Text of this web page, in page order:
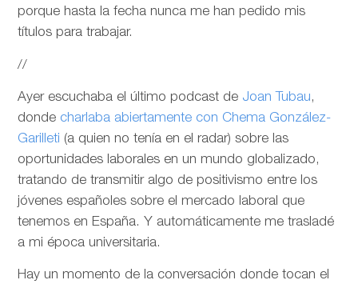
porque hasta la fecha nunca me han pedido mis
títulos para trabajar.
//
Ayer escuchaba el último podcast de Joan Tubau,
donde charlaba abiertamente con Chema González-
Garilleti (a quien no tenía en el radar) sobre las
oportunidades laborales en un mundo globalizado,
tratando de transmitir algo de positivismo entre los
jóvenes españoles sobre el mercado laboral que
tenemos en España. Y automáticamente me trasladé
a mi época universitaria.
Hay un momento de la conversación donde tocan el